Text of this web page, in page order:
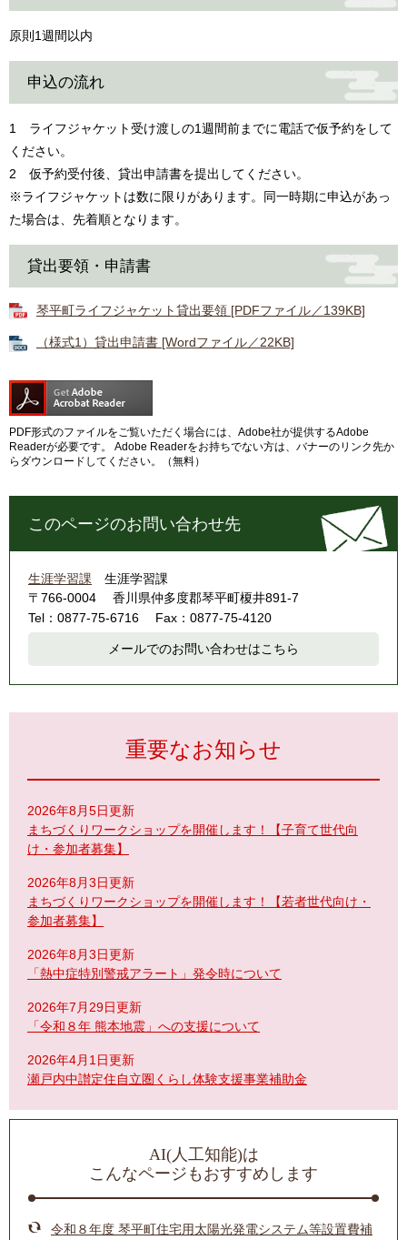
原則1週間以内
申込の流れ
1 ライフジャケット受け渡しの1週間前までに電話で仮予約をして
ください。
2 仮予約受付後、貸出申請書を提出してください。
※ライフジャケットは数に限りがあります。同一時期に申込があっ
た場合は、先着順となります。
貸出要領・申請書
琴平町ライフジャケット貸出要領 [PDFファイル／139KB]
（様式1）貸出申請書 [Wordファイル／22KB]
PDF形式のファイルをご覧いただく場合には、Adobe社が提供するAdobe
Readerが必要です。
Adobe Readerをお持ちでない方は、バナーのリンク先か
らダウンロードしてください。（無料）
このページのお問い合わせ先
生涯学習課
生涯学習課
〒766-0004
香川県仲多度郡琴平町榎井891-7
Tel：0877-75-6716
Fax：0877-75-4120
メールでのお問い合わせはこちら
重要なお知らせ
2026年8月5日更新
まちづくりワークショップを開催します！【子育て世代向
け・参加者募集】
2026年8月3日更新
まちづくりワークショップを開催します！【若者世代向け・
参加者募集】
2026年8月3日更新
「熱中症特別警戒アラート」発令時について
2026年7月29日更新
「令和８年 熊本地震」への支援について
2026年4月1日更新
瀬戸内中讃定住自立圏くらし体験支援事業補助金
AI(人工知能)は
こんなページもおすすめします
令和８年度 琴平町住宅用太陽光発電システム等設置費補